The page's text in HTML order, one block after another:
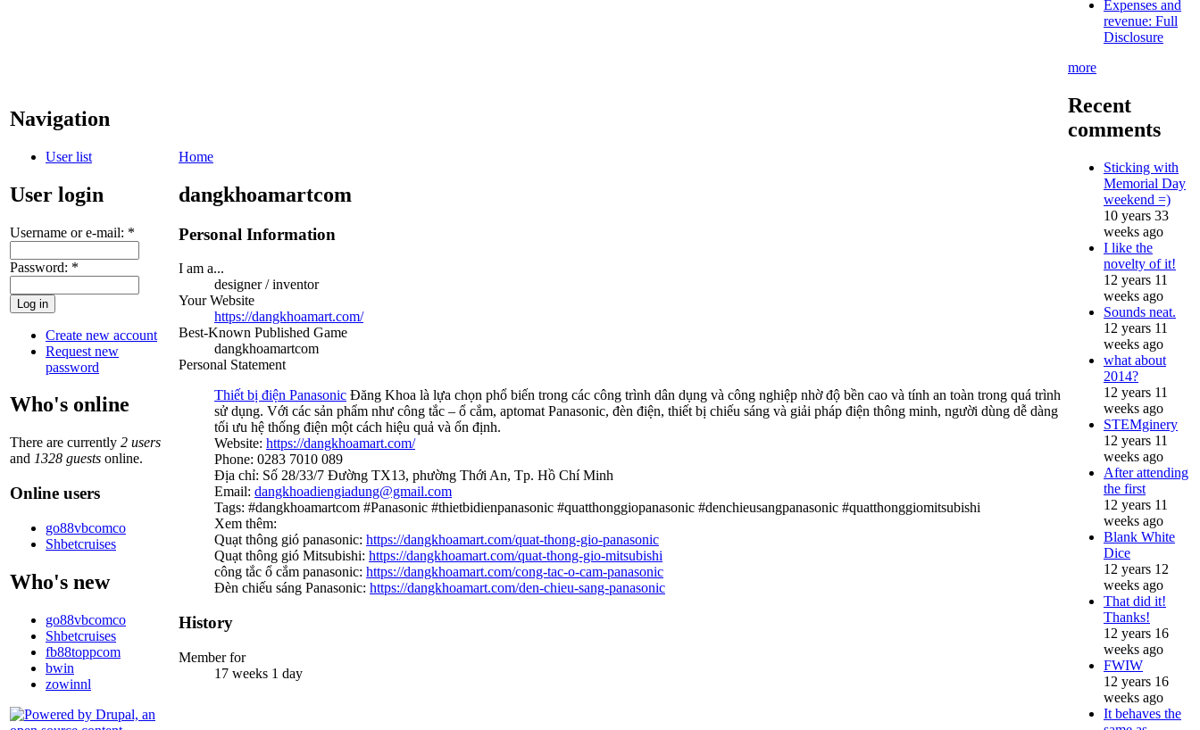
Navigation
User list
User login
Username or e-mail: *
Password: *
Create new account
Request new
password
Who's online
There are currently 2 users
and 1328 guests online.
Online users
go88vbcomco
Shbetcruises
Who's new
go88vbcomco
Shbetcruises
fb88toppcom
bwin
zowinnl
Home
dangkhoamartcom
Personal Information
I am a...
designer / inventor
Your Website
https://dangkhoamart.com/
Best-Known Published Game
dangkhoamartcom
Personal Statement
Thiết bị điện Panasonic Đăng Khoa là lựa chọn phổ biến trong các công trình dân dụng và công nghiệp nhờ độ bền cao và tính an toàn trong quá trình
sử dụng. Với các sản phẩm như công tắc – ổ cắm, aptomat Panasonic, đèn điện, thiết bị chiếu sáng và giải pháp điện thông minh, người dùng dễ dàng
tối ưu hệ thống điện một cách hiệu quả và ổn định.
Website: https://dangkhoamart.com/
Phone: 0283 7010 089
Địa chỉ: Số 28/33/7 Đường TX13, phường Thới An, Tp. Hồ Chí Minh
Email: dangkhoadiengiadung@gmail.com
Tags: #dangkhoamartcom #Panasonic #thietbidienpanasonic #quatthonggiopanasonic #denchieusangpanasonic #quatthonggiomitsubishi
Xem thêm:
Quạt thông gió panasonic: https://dangkhoamart.com/quat-thong-gio-panasonic
Quạt thông gió Mitsubishi: https://dangkhoamart.com/quat-thong-gio-mitsubishi
công tắc ổ cắm panasonic: https://dangkhoamart.com/cong-tac-o-cam-panasonic
Đèn chiếu sáng Panasonic: https://dangkhoamart.com/den-chieu-sang-panasonic
History
Member for
17 weeks 1 day
Expenses and
revenue: Full
Disclosure
more
Recent
comments
Sticking with
Memorial Day
weekend =)
10 years 33
weeks ago
I like the
novelty of it!
12 years 11
weeks ago
Sounds neat.
12 years 11
weeks ago
what about
2014?
12 years 11
weeks ago
STEMginery
12 years 11
weeks ago
After attending
the first
12 years 11
weeks ago
Blank White
Dice
12 years 12
weeks ago
That did it!
Thanks!
12 years 16
weeks ago
FWIW
12 years 16
weeks ago
It behaves the